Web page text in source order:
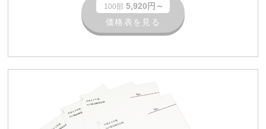
100部 5,920円～
価格表を見る